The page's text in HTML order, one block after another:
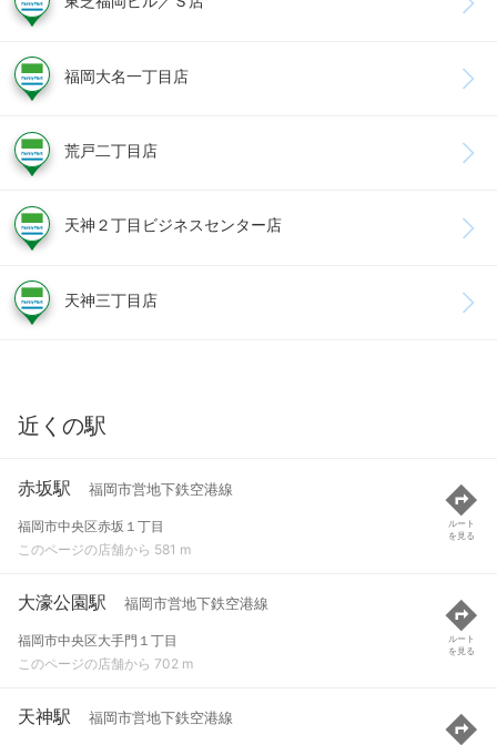
福岡大名一丁目店
荒戸二丁目店
天神２丁目ビジネスセンター店
天神三丁目店
近くの駅
赤坂駅 福岡市営地下鉄空港線
福岡市中央区赤坂１丁目
このページの店舗から 581 m
ルート
を見る
大濠公園駅 福岡市営地下鉄空港線
福岡市中央区大手門１丁目
このページの店舗から 702 m
ルート
を見る
天神駅 福岡市営地下鉄空港線